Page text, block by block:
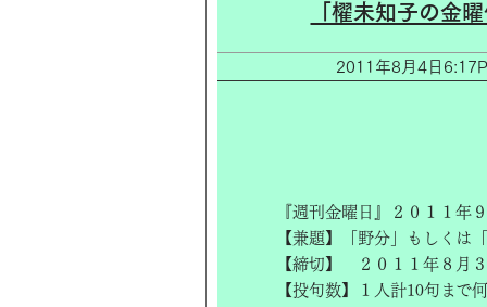
「櫂未知子の金
2011年8月4日
『週刊金曜日』２０１１年
【兼題】「野分」もしくは
【締切】 ２０１１年８月
【投句数】１人計10句まで